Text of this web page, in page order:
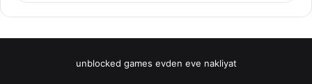
unblocked games evden eve nakliyat